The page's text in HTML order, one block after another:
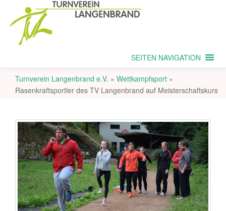
SEITEN NAVIGATION
Turnverein Langenbrand e.V. » Wettkampfsport »
Rasenkraftsportler des TV Langenbrand auf Meisterschaftskurs